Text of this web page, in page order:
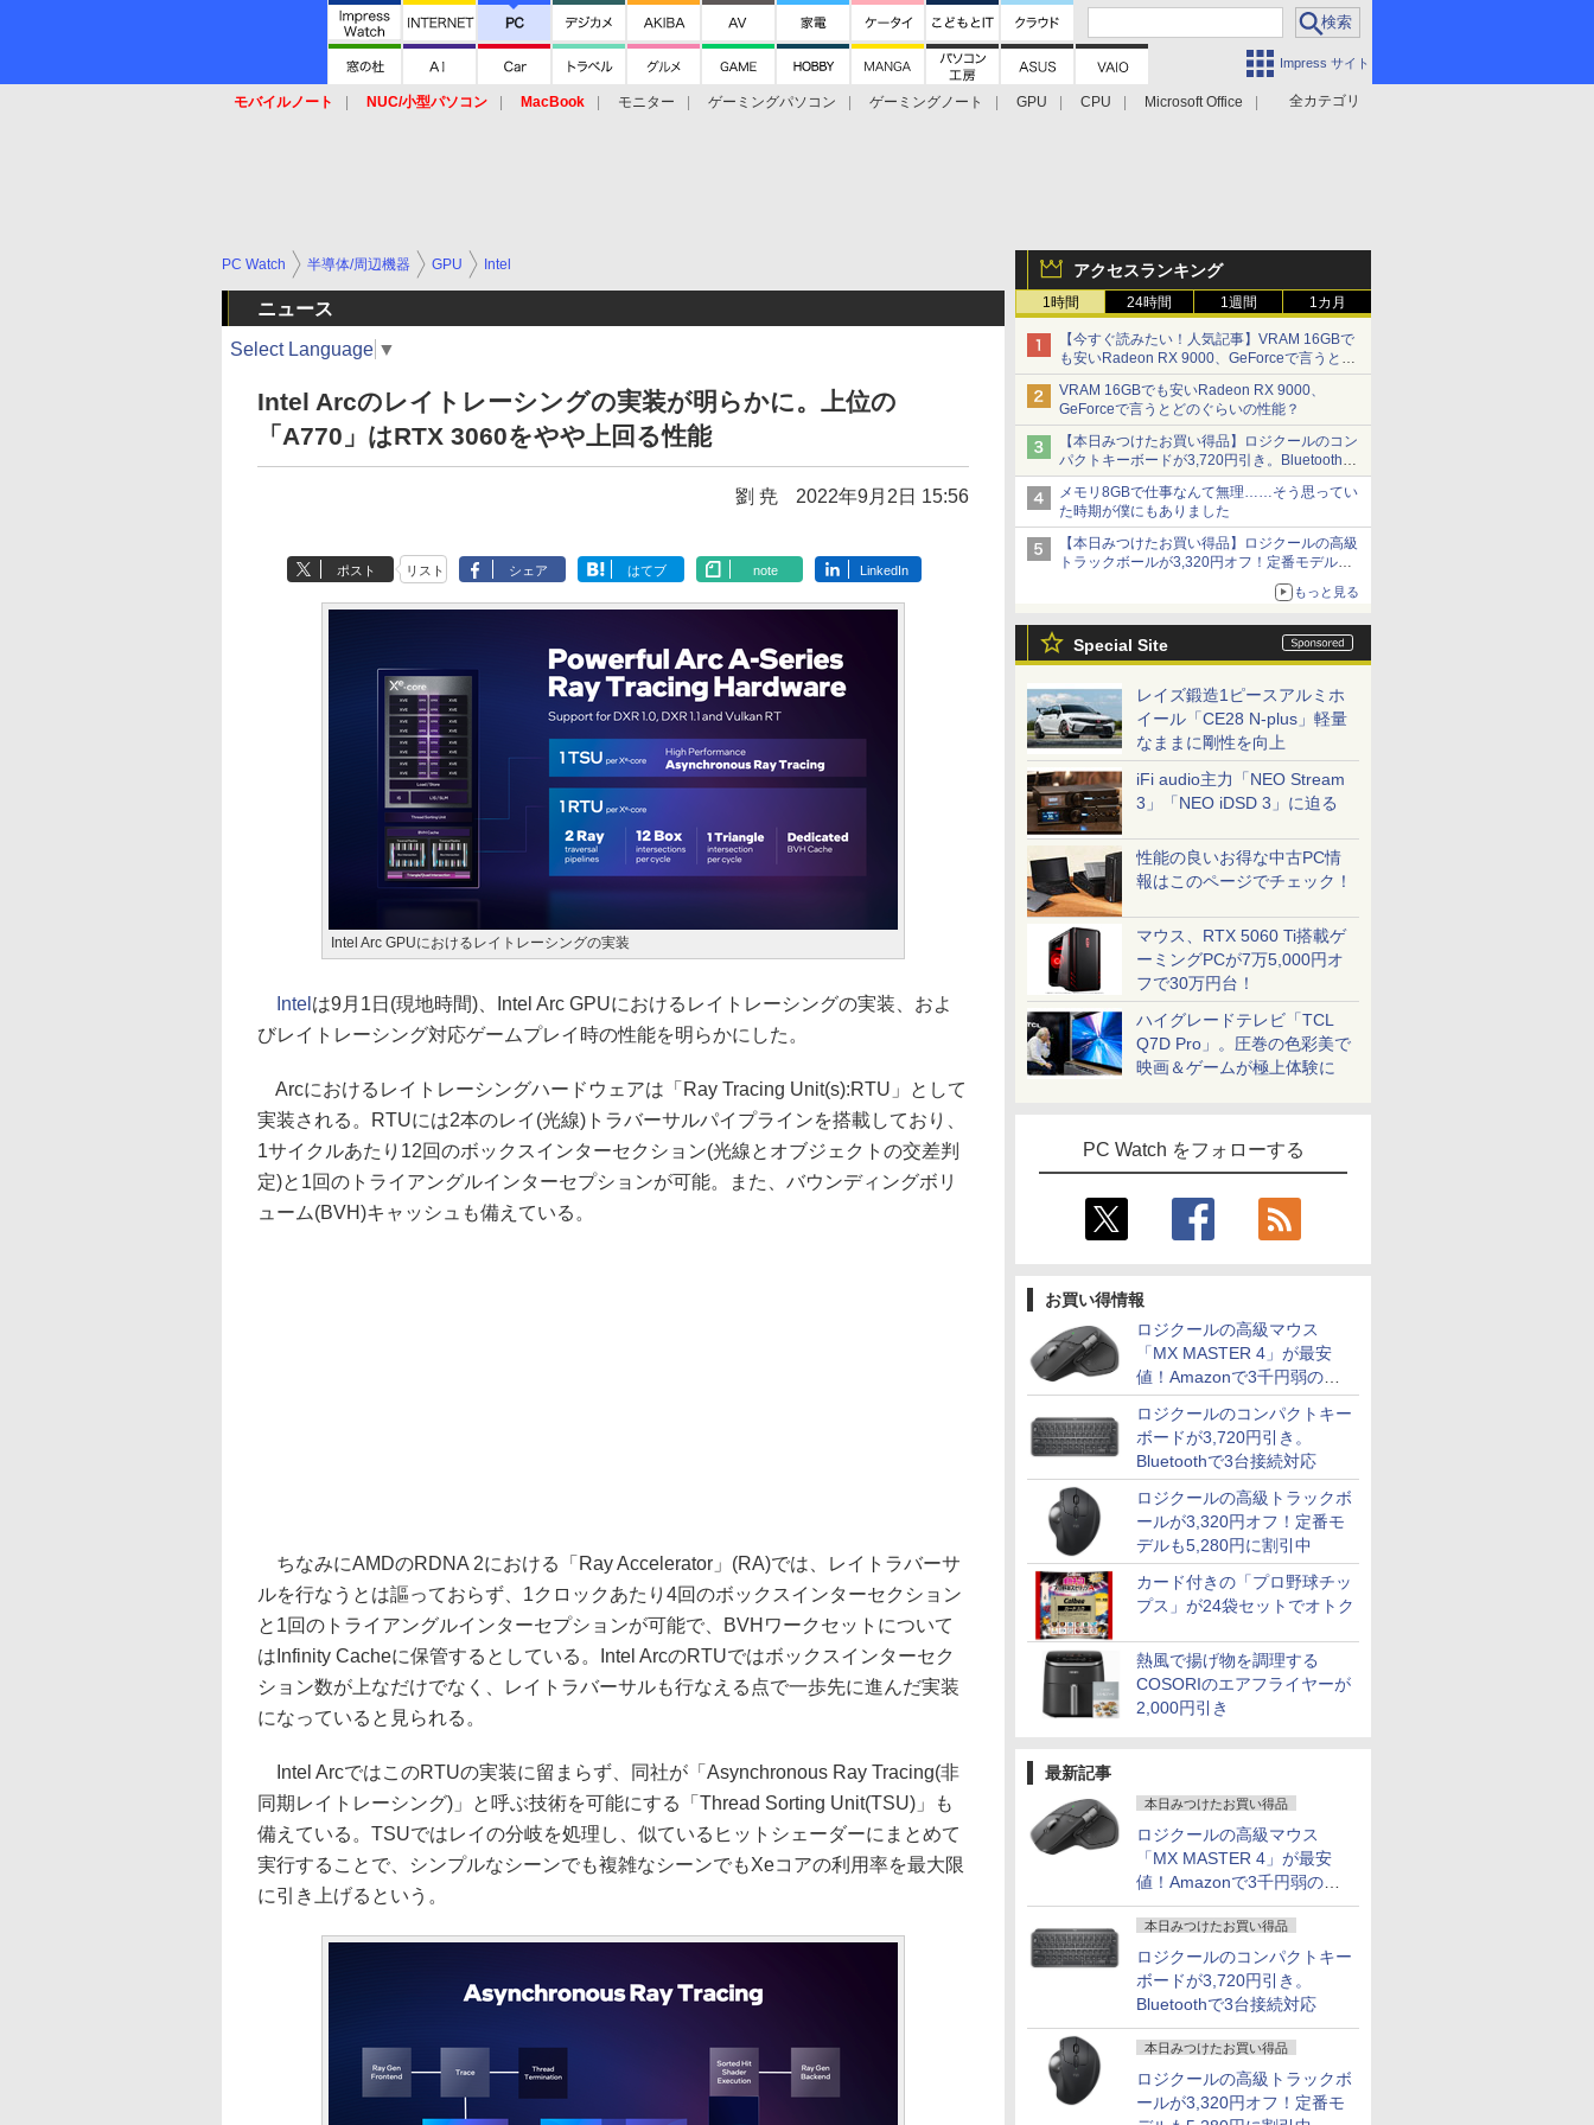
Impress サイト
全カテゴリ
モバイルノート NUC/小型パソコン MacBook モニター ゲーミングパソコン ゲーミングノート GPU CPU
Microsoft Office
アクセスランキング
1時間 24時間 1週間 1カ月
【今すぐ読みたい！人気記事】VRAM 16GBで
も安いRadeon RX 9000、GeForceで言うとど
のぐらいの性能？ - PC Watch
VRAM 16GBでも安いRadeon RX 9000、
GeForceで言うとどのぐらいの性能？
【本日みつけたお買い得品】ロジクールのコン
パクトキーボードが3,720円引き。Bluetoothで3
台接続対応
メモリ8GBで仕事なんて無理……そう思ってい
た時期が僕にもありました
【本日みつけたお買い得品】ロジクールの高級
トラックボールが3,320円オフ！定番モデルも
もっと見る
Special Site
レイズ鍛造1ピースアルミホ
イール「CE28 N-plus」軽量
なままに剛性を向上
iFi audio主力「NEO Stream
3」「NEO iDSD 3」に迫る
性能の良いお得な中古PC情
報はこのページでチェック！
マウス、RTX 5060 Ti搭載ゲ
ーミングPCが7万5,000円オ
フで30万円台！
ハイグレードテレビ「TCL
Q7D Pro」。圧巻の色彩美で
映画＆ゲームが極上体験に
PC Watch をフォローする
お買い得情報
ロジクールの高級マウス
「MX MASTER 4」が最安
値！Amazonで3千円弱の割
引
ロジクールのコンパクトキー
ボードが3,720円引き。
Bluetoothで3台接続対応
ロジクールの高級トラックボ
ールが3,320円オフ！定番モ
デルも5,280円に割引中
カード付きの「プロ野球チッ
プス」が24袋セットでオトク
熱風で揚げ物を調理する
COSORIのエアフライヤーが
2,000円引き
最新記事
本日みつけたお買い得品
ロジクールの高級マウス
「MX MASTER 4」が最安
値！Amazonで3千円弱の割
引
本日みつけたお買い得品
ロジクールのコンパクトキー
ボードが3,720円引き。
Bluetoothで3台接続対応
本日みつけたお買い得品
ロジクールの高級トラックボ
ールが3,320円オフ！定番モ
PC Watch 半導体/周辺機器 GPU Intel
ニュース
Select Language ▼
Intel Arcのレイトレーシングの実装が明らかに。上位の
「A770」はRTX 3060をやや上回る性能
劉 尭 2022年9月2日 15:56
ポスト リスト シェア はてブ note LinkedIn
Intel Arc GPUにおけるレイトレーシングの実装
Intel は9月1日(現地時間)、Intel Arc GPUにおけるレイトレーシングの実装、およ
びレイトレーシング対応ゲームプレイ時の性能を明らかにした。
Arcにおけるレイトレーシングハードウェアは「Ray Tracing Unit(s):RTU」として
実装される。RTUには2本のレイ(光線)トラバーサルパイプラインを搭載しており、
1サイクルあたり12回のボックスインターセクション(光線とオブジェクトの交差判
定)と1回のトライアングルインターセプションが可能。また、バウンディングボリ
ューム(BVH)キャッシュも備えている。
ちなみにAMDのRDNA 2における「Ray Accelerator」(RA)では、レイトラバーサ
ルを行なうとは謳っておらず、1クロックあたり4回のボックスインターセクション
と1回のトライアングルインターセプションが可能で、BVHワークセットについて
はInfinity Cacheに保管するとしている。Intel ArcのRTUではボックスインターセク
ション数が上なだけでなく、レイトラバーサルも行なえる点で一歩先に進んだ実装
になっていると見られる。
Intel ArcではこのRTUの実装に留まらず、同社が「Asynchronous Ray Tracing(非
同期レイトレーシング)」と呼ぶ技術を可能にする「Thread Sorting Unit(TSU)」も
備えている。TSUではレイの分岐を処理し、似ているヒットシェーダーにまとめて
実行することで、シンプルなシーンでも複雑なシーンでもXeコアの利用率を最大限
に引き上げるという。